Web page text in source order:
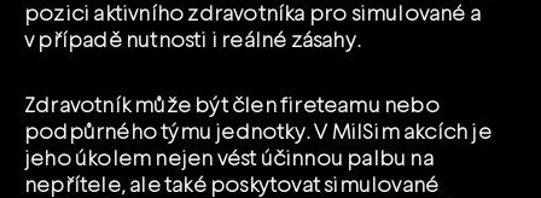
YOUTUBE EMAIL
pozici aktivního zdravotníka pro simulované a
v případě nutnosti i reálné zásahy.
Zdravotník může být člen fireteamu nebo
podpůrného týmu jednotky. V MilSim akcích je
jeho úkolem nejen vést účinnou palbu na
nepřítele, ale také poskytovat simulované